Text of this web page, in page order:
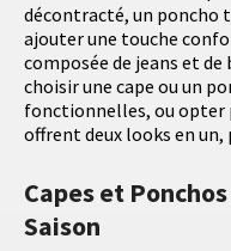
décontracté, un poncho
ajouter une touche
composée de jeans et
choisir une cape ou un
fonctionnelles, ou opter
offrent deux looks en un,
Capes et
Saison